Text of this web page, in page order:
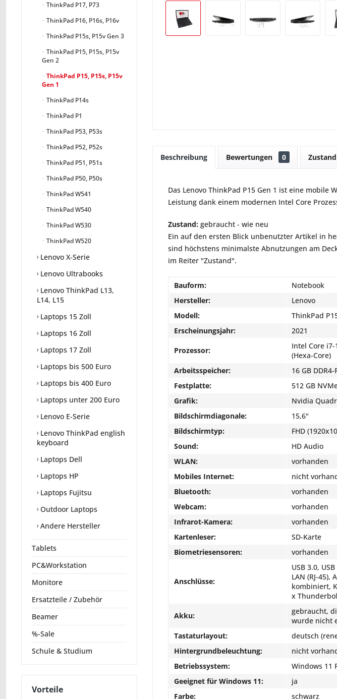
ThinkPad P17, P73
ThinkPad P16, P16s, P16v
ThinkPad P15s, P15v Gen 3
ThinkPad P15, P15s, P15v
Gen 2
ThinkPad P15, P15s, P15v
Gen 1
ThinkPad P14s
ThinkPad P1
ThinkPad P53, P53s
ThinkPad P52, P52s
ThinkPad P51, P51s
ThinkPad P50, P50s
ThinkPad W541
ThinkPad W540
ThinkPad W530
ThinkPad W520
Lenovo X-Serie
Lenovo Ultrabooks
Lenovo ThinkPad L13,
L14, L15
Laptops 15 Zoll
Laptops 16 Zoll
Laptops 17 Zoll
Laptops bis 500 Euro
Laptops bis 400 Euro
Laptops unter 200 Euro
Lenovo E-Serie
Lenovo ThinkPad english
keyboard
Laptops Dell
Laptops HP
Laptops Fujitsu
Outdoor Laptops
Andere Hersteller
Tablets
PC&Workstation
Monitore
Ersatzteile / Zubehör
Beamer
%-Sale
Schule & Studium
Vorteile
Beschreibung Bewertungen 0 Zustand
Das Lenovo ThinkPad P15 Gen 1 ist eine
Leistung dank einem modernen Intel Core
Zustand: gebraucht - wie neu
Ein auf den ersten Blick unbenutzter Artikel in
sind höchstens minimalste Abnutzungen am
im Reiter "Zustand".
Bauform:
Notebook
Hersteller:
Lenovo
Modell:
ThinkPad
Erscheinungsjahr:
2021
Prozessor:
Intel Core i7-
(Hexa-Core)
Arbeitsspeicher:
16 GB DDR4-
Festplatte:
512 GB
Grafik:
Nvidia
Bildschirmdiagonale:
15,6"
Bildschirmtyp:
FHD
Sound:
HD Audio
WLAN:
vorhanden
Mobiles Internet:
nicht
Bluetooth:
vorhanden
Webcam:
vorhanden
Infrarot-Kamera:
vorhanden
Kartenleser:
SD-Karte
Biometriesensoren:
vorhanden
Anschlüsse:
USB 3.0,
LAN (RJ-45),
kombiniert,
x
Akku:
gebraucht,
wurde nicht
Tastaturlayout:
deutsch
Hintergrundbeleuchtung:
nicht
Betriebssystem:
Windows 11
Geeignet für Windows 11:
ja
Farbe:
schwarz